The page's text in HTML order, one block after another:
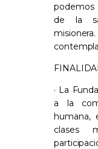
de la
· La
a la
humana,
clases